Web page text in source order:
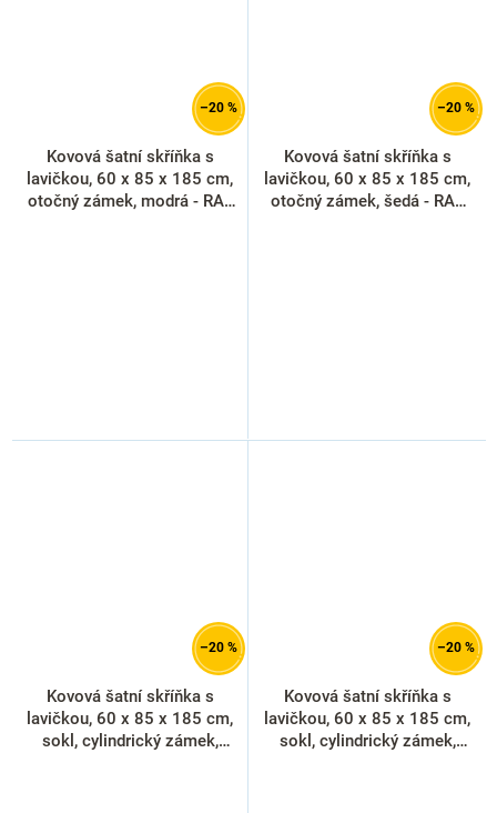
–20 %
Kovová šatní skříňka s
lavičkou, 60 x 85 x 185 cm,
otočný zámek, modrá - RAL
–20 %
Kovová šatní skříňka s
lavičkou, 60 x 85 x 185 cm,
otočný zámek, šedá - RAL
–20 %
Kovová šatní skříňka s
lavičkou, 60 x 85 x 185 cm,
sokl, cylindrický zámek,
–20 %
Kovová šatní skříňka s
lavičkou, 60 x 85 x 185 cm,
sokl, cylindrický zámek,